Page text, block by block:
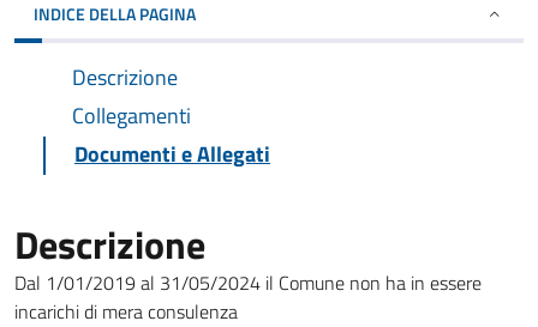
INDICE DELLA PAGINA
Descrizione
Collegamenti
Documenti e Allegati
Descrizione
Dal 1/01/2019 al 31/05/2024 il Comune non ha in essere
incarichi di mera consulenza